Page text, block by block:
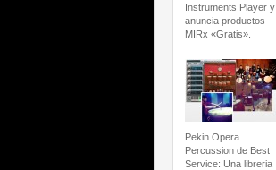
Instruments Player y
anuncia productos
MIRx «Gratis».
Pekin Opera
Percussion de Best
Service: Una libreria